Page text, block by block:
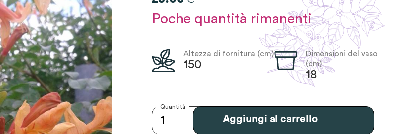
Poche quantità rimanenti
Altezza di fornitura (cm)
150
Dimensioni del vaso
(cm)
18
Quantità
Aggiungi al carrello